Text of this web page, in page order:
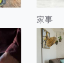
家事